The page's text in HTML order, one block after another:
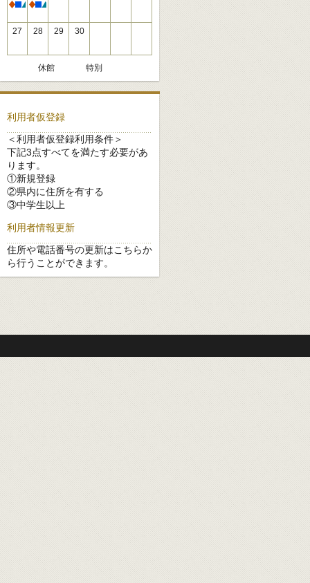
休館 休館
27 28 29 30
休館 特別
利用者仮登録
＜利用者仮登録利用条件＞
下記3点すべてを満たす必要があ
ります。
①新規登録
②県内に住所を有する
③中学生以上
利用者情報更新
住所や電話番号の更新はこちらか
ら行うことができます。